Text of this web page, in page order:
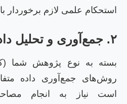
استحکام علمی لازم برخوردار
۲. جمع‌آوری و تحلیل داده‌ها
بسته به نوع پژوهش شما
روش‌های جمع‌آوری داده
است نیاز به انجام